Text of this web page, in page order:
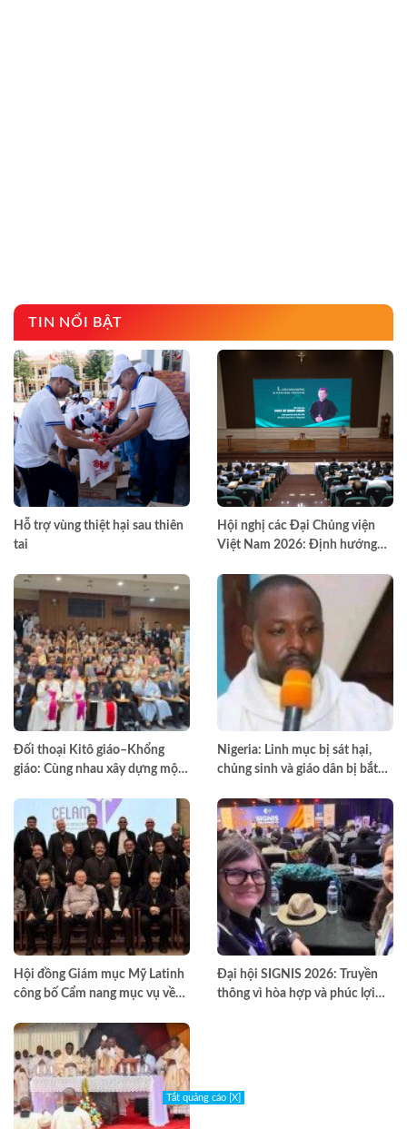
TIN NỔI BẬT
Hỗ trợ vùng thiệt hại sau thiên
tai
Hội nghị các Đại Chủng viện
Việt Nam 2026: Định hướng
Đối thoại Kitô giáo–Khổng
giáo: Cùng nhau xây dựng một
Nigeria: Linh mục bị sát hại,
chủng sinh và giáo dân bị bắt
Hội đồng Giám mục Mỹ Latinh
công bố Cẩm nang mục vụ về
Đại hội SIGNIS 2026: Truyền
thông vì hòa hợp và phúc lợi
Tắt quảng cáo [X]